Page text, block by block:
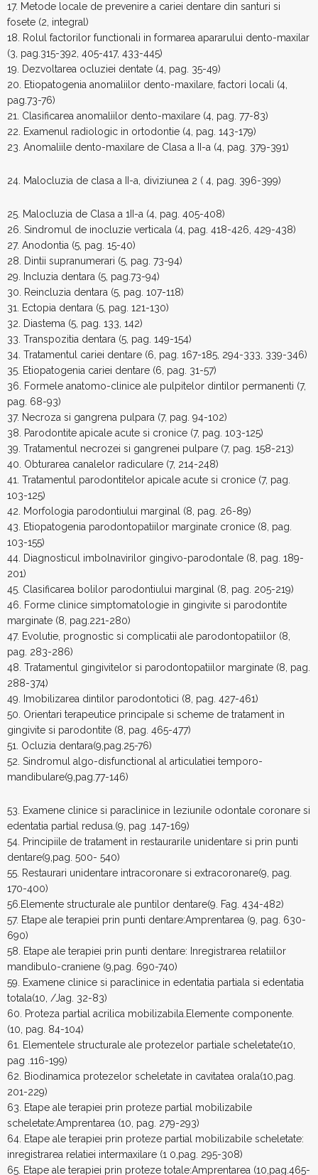
17. Metode locale de prevenire a cariei dentare din santuri si
fosete (2, integral)
18. Rolul factorilor functionali in formarea apararului dento-maxilar
(3, pag.315-392, 405-417, 433-445)
19. Dezvoltarea ocluziei dentate (4, pag. 35-49)
20. Etiopatogenia anomaliilor dento-maxilare, factori locali (4,
pag.73-76)
21. Clasificarea anomaliilor dento-maxilare (4, pag. 77-83)
22. Examenul radiologic in ortodontie (4, pag. 143-179)
23. Anomaliile dento-maxilare de Clasa a II-a (4, pag. 379-391)
24. Malocluzia de clasa a II-a, diviziunea 2 ( 4, pag. 396-399)
25. Malocluzia de Clasa a 1II-a (4, pag. 405-408)
26. Sindromul de inocluzie verticala (4, pag. 418-426, 429-438)
27. Anodontia (5, pag. 15-40)
28. Dintii supranumerari (5, pag. 73-94)
29. Incluzia dentara (5, pag.73-94)
30. Reincluzia dentara (5, pag. 107-118)
31. Ectopia dentara (5, pag. 121-130)
32. Diastema (5, pag. 133, 142)
33. Transpozitia dentara (5, pag. 149-154)
34. Tratamentul cariei dentare (6, pag. 167-185, 294-333, 339-346)
35. Etiopatogenia cariei dentare (6, pag. 31-57)
36. Formele anatomo-clinice ale pulpitelor dintilor permanenti (7,
pag. 68-93)
37. Necroza si gangrena pulpara (7, pag. 94-102)
38. Parodontite apicale acute si cronice (7, pag. 103-125)
39. Tratamentul necrozei si gangrenei pulpare (7, pag. 158-213)
40. Obturarea canalelor radiculare (7, 214-248)
41. Tratamentul parodontitelor apicale acute si cronice (7, pag.
103-125)
42. Morfologia parodontiului marginal (8, pag. 26-89)
43. Etiopatogenia parodontopatiilor marginate cronice (8, pag.
103-155)
44. Diagnosticul imbolnavirilor gingivo-parodontale (8, pag. 189-
201)
45. Clasificarea bolilor parodontiului marginal (8, pag. 205-219)
46. Forme clinice simptomatologie in gingivite si parodontite
marginate (8, pag.221-280)
47. Evolutie, prognostic si complicatii ale parodontopatiilor (8,
pag. 283-286)
48. Tratamentul gingivitelor si parodontopatiilor marginate (8, pag.
288-374)
49. Imobilizarea dintilor parodontotici (8, pag. 427-461)
50. Orientari terapeutice principale si scheme de tratament in
gingivite si parodontite (8, pag. 465-477)
51. Ocluzia dentara(9,pag.25-76)
52. Sindromul algo-disfunctional al articulatiei temporo-
mandibulare(9,pag.77-146)
53. Examene clinice si paraclinice in leziunile odontale coronare si
edentatia partial redusa.(9, pag .147-169)
54. Principiile de tratament in restaurarile unidentare si prin punti
dentare(9,pag. 500- 540)
55. Restaurari unidentare intracoronare si extracoronare(9, pag.
170-400)
56.Elemente structurale ale puntilor dentare(9. Fag. 434-482)
57. Etape ale terapiei prin punti dentare:Amprentarea (9, pag. 630-
690)
58. Etape ale terapiei prin punti dentare: Inregistrarea relatiilor
mandibulo-craniene (9,pag. 690-740)
59. Examene clinice si paraclinice in edentatia partiala si edentatia
totala(10, /Jag. 32-83)
60. Proteza partial acrilica mobilizabila.Elemente componente.
(10, pag. 84-104)
61. Elementele structurale ale protezelor partiale scheletate(10,
pag .116-199)
62. Biodinamica protezelor scheletate in cavitatea orala(10,pag.
201-229)
63. Etape ale terapiei prin proteze partial mobilizabile
scheletate:Amprentarea (10, pag. 279-293)
64. Etape ale terapiei prin proteze partial mobilizabile scheletate:
inregistrarea relatiei intermaxilare (1 0,pag. 295-308)
65. Etape ale terapiei prin proteze totale:Amprentarea (10,pag.465-